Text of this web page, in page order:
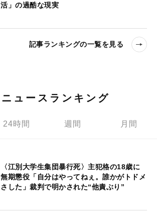
活」の過酷な現実
記事ランキングの一覧を見る
ニュースランキング
24時間 週間 月間
〈江別大学生集団暴行死〉主犯格の18歳に
無期懲役「自分はやってねぇ。誰かがトドメ
さした」裁判で明かされた“他責ぶり”